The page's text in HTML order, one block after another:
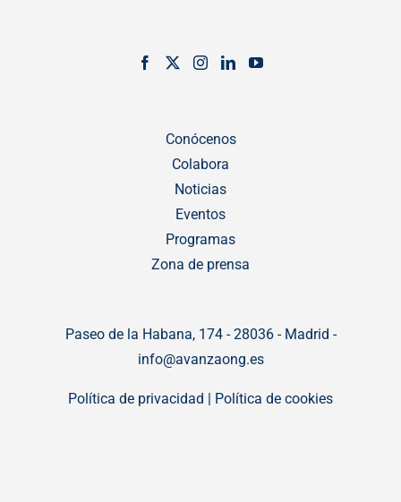
Conócenos
Colabora
Noticias
Eventos
Programas
Zona de prensa
Paseo de la Habana, 174 - 28036 - Madrid -
info@avanzaong.es
Política de privacidad | Política de cookies